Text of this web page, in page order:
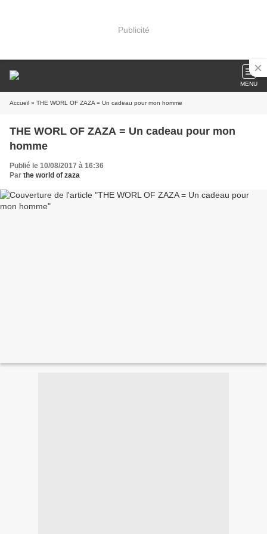
Publicité
MENU
Accueil » THE WORL OF ZAZA = Un cadeau pour mon homme
THE WORL OF ZAZA = Un cadeau pour mon
homme
Publié le 10/08/2017 à 16:36
Par the world of zaza